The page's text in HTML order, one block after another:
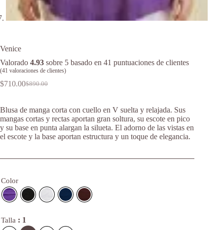
Venice
Valorado 4.93 sobre 5 basado en 41 puntuaciones de clientes
(41 valoraciones de clientes)
$890.00
Original
$890.00.
$710.00Current
$710.00.
Blusa de manga corta con cuello en V suelta y relajada. Sus
mangas cortas y rectas aportan gran soltura, su escote en pico
y su base en punta alargan la silueta. El adorno de las vistas en
el escote y la base aportan estructura y un toque de elegancia.
Color
Talla : 1